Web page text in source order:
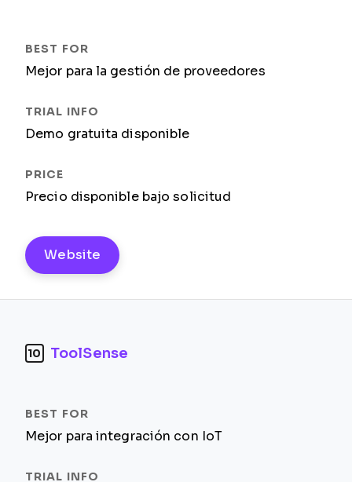
Mejor para la gestión de proveedores
Demo gratuita disponible
Precio disponible bajo solicitud
Website
10 ToolSense
Mejor para integración con IoT